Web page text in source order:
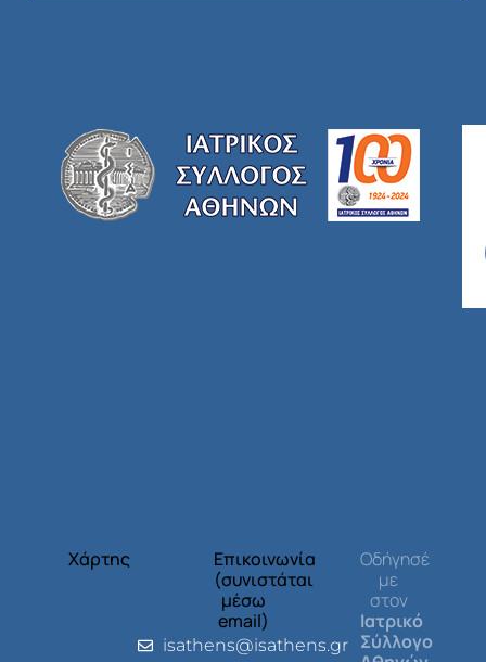
Χάρτης
Επικοινωνία
(συνιστάται
μέσω
email)
isathens@isathens.gr
Οδήγησέ
με
στον
Ιατρικό
Σύλλογο